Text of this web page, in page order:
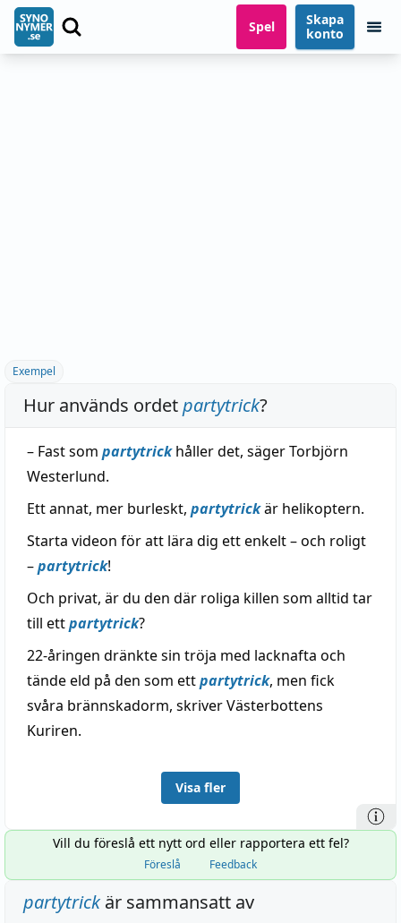
Spel
Skapa
konto
Exempel
Hur används ordetpartytrick?
– Fast som partytrickhåller det, säger Torbjörn
Westerlund.
Ett annat, mer burleskt, partytrickär helikoptern.
Starta videon för att lära dig ett enkelt – och roligt
–partytrick!
Och privat, är du den där roliga killen som alltid tar
till ettpartytrick?
22-åringen dränkte sin tröja med lacknafta och
tände eld på den som ettpartytrick, men fick
svåra brännskadorm, skriver Västerbottens
Kuriren.
Visa fler
Vill du föreslå ett nytt ord eller rapportera ett fel?
Föreslå Feedback
partytrickär sammansatt av